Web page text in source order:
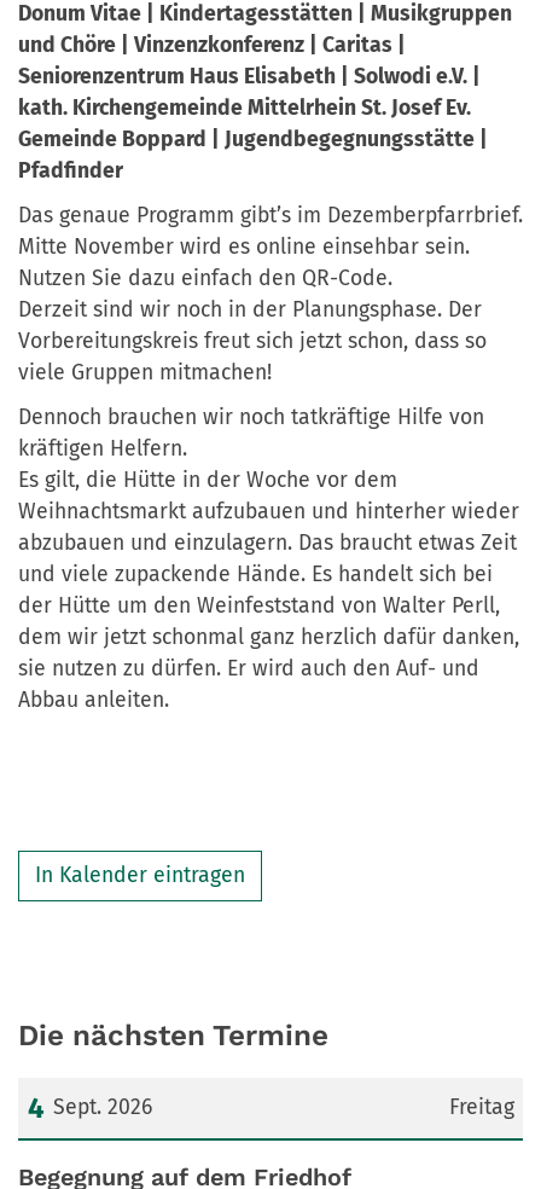
Donum Vitae | Kindertagesstätten | Musikgruppen
und Chöre | Vinzenzkonferenz | Caritas |
Seniorenzentrum Haus Elisabeth | Solwodi e.V. |
kath. Kirchengemeinde Mittelrhein St. Josef Ev.
Gemeinde Boppard | Jugendbegegnungsstätte |
Pfadfinder
Das genaue Programm gibt’s im Dezemberpfarrbrief.
Mitte November wird es online einsehbar sein.
Nutzen Sie dazu einfach den QR-Code.
Derzeit sind wir noch in der Planungsphase. Der
Vorbereitungskreis freut sich jetzt schon, dass so
viele Gruppen mitmachen!
Dennoch brauchen wir noch tatkräftige Hilfe von
kräftigen Helfern.
Es gilt, die Hütte in der Woche vor dem
Weihnachtsmarkt aufzubauen und hinterher wieder
abzubauen und einzulagern. Das braucht etwas Zeit
und viele zupackende Hände. Es handelt sich bei
der Hütte um den Weinfeststand von Walter Perll,
dem wir jetzt schonmal ganz herzlich dafür danken,
sie nutzen zu dürfen. Er wird auch den Auf- und
Abbau anleiten.
In Kalender eintragen
Die nächsten Termine
Freitag
4 Sept. 2026
Datum: 4. September 2026
Begegnung auf dem Friedhof